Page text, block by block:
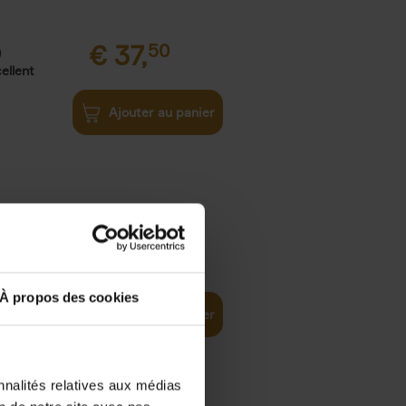
À propos des cookies
relatives aux médias
€ 37,50
Ajouter au panier
world 29,99
Ajouter au panier